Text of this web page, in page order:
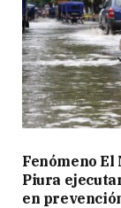
Fenómeno El
Piura
en